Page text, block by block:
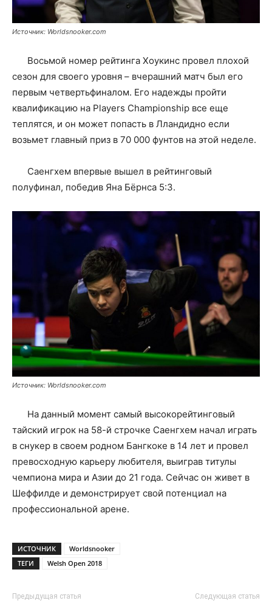
Источник: Worldsnooker.com
Восьмой номер рейтинга Хоукинс провел плохой
сезон для своего уровня – вчерашний матч был его
первым четвертьфиналом. Его надежды пройти
квалификацию на Players Championship все еще
теплятся, и он может попасть в Лландидно если
возьмет главный приз в 70 000 фунтов на этой неделе.
Саенгхем впервые вышел в рейтинговый
полуфинал, победив Яна Бёрнса 5:3.
Источник: Worldsnooker.com
На данный момент самый высокорейтинговый
тайский игрок на 58-й строчке Саенгхем начал играть
в снукер в своем родном Бангкоке в 14 лет и провел
превосходную карьеру любителя, выиграв титулы
чемпиона мира и Азии до 21 года. Сейчас он живет в
Шеффилде и демонстрирует свой потенциал на
профессиональной арене.
ИСТОЧНИК
Worldsnooker
ТЕГИ
Welsh Open 2018
Предыдущая статья Следующая статья